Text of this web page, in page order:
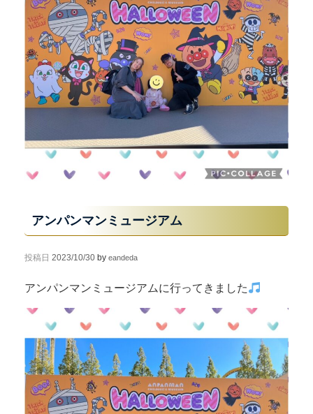
アンパンマンミュージアム
投稿日 2023/10/30 by eandeda
アンパンマンミュージアムに行ってきました